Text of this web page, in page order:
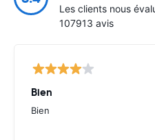
Les clients nous
107913 avis
Bien
Bien